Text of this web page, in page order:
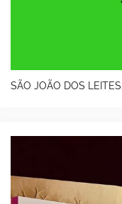
SÃO JOÃO DOS